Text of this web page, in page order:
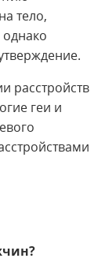
тело,
расстройств
геи и